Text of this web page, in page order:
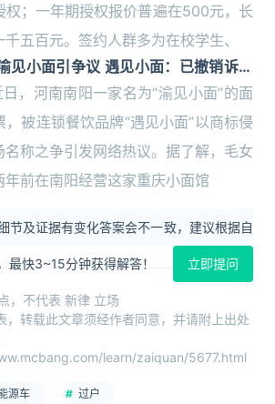
权；一年期授权报价普遍在500元，长
五百元。签约人群多为在校学生、
见小面引争议 遇见小面：已撤销诉讼
，河南南阳一家名为“渝见小面”的面
被连锁餐饮品牌“遇见小面”以商标侵
称之争引发网络热议。据了解，毛女
年前在南阳经营这家重庆小面馆
节及证据有变化答案会不一致，建议根据自
最快3~15分钟获得解答！ 立即提问
，不代表 新律 立场
，转载此文章须经作者同意，并请附上出处
learn/zaiquan/5677.html
源车 过户